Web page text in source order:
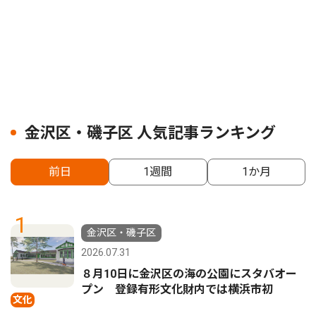
金沢区・磯子区 人気記事ランキング
前日 1週間 1か月
1
文化
金沢区・磯子区
2026.07.31
８月10日に金沢区の海の公園にスタバオー
プン 登録有形文化財内では横浜市初